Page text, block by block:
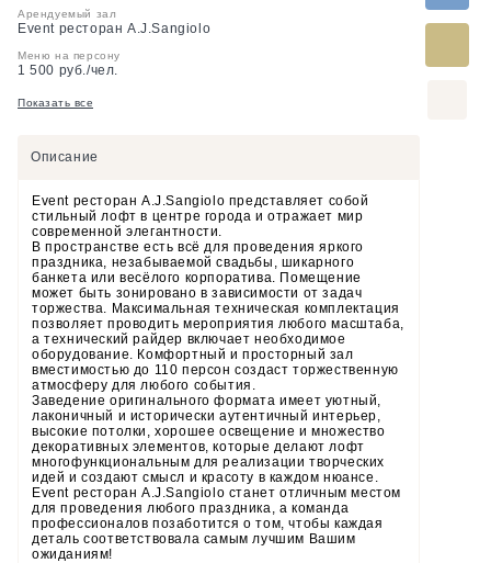
Арендуемый зал
Event ресторан A.J.Sangiolo
Меню на персону
1 500 руб./чел.
Показать все
Описание
Event ресторан A.J.Sangiolo представляет собой
стильный лофт в центре города и отражает мир
современной элегантности.
В пространстве есть всё для проведения яркого
праздника, незабываемой свадьбы, шикарного
банкета или весёлого корпоратива. Помещение
может быть зонировано в зависимости от задач
торжества. Максимальная техническая комплектация
позволяет проводить мероприятия любого масштаба,
а технический райдер включает необходимое
оборудование. Комфортный и просторный зал
вместимостью до 110 персон создаст торжественную
атмосферу для любого события.
Заведение оригинального формата имеет уютный,
лаконичный и исторически аутентичный интерьер,
высокие потолки, хорошее освещение и множество
декоративных элементов, которые делают лофт
многофункциональным для реализации творческих
идей и создают смысл и красоту в каждом нюансе.
Event ресторан A.J.Sangiolo станет отличным местом
для проведения любого праздника, а команда
профессионалов позаботится о том, чтобы каждая
деталь соответствовала самым лучшим Вашим
ожиданиям!